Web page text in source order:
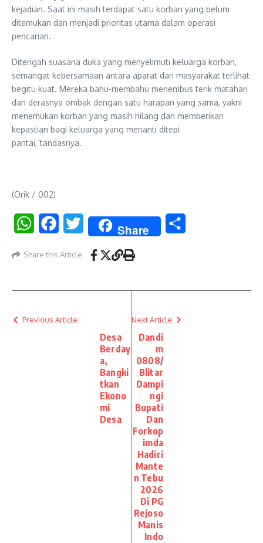
kejadian. Saat ini masih terdapat satu korban yang belum
ditemukan dan menjadi prioritas utama dalam operasi
pencarian.
Ditengah suasana duka yang menyelimuti keluarga korban,
semangat kebersamaan antara aparat dan masyarakat terlihat
begitu kuat. Mereka bahu-membahu menembus terik matahari
dan derasnya ombak dengan satu harapan yang sama, yakni
menemukan korban yang masih hilang dan memberikan
kepastian bagi keluarga yang menanti ditepi
pantai,”tandasnya.
(Orik / 002)
WhatsAppFacebookTwitter Share
Share this Article
Previous Article
Desa
Berday
a,
Bangki
tkan
Ekono
mi
Desa
Next Article
Dandi
m
0808/
Blitar
Dampi
ngi
Bupati
Dan
Forkop
imda
Hadiri
Mante
n Tebu
2026
Di PG
Rejoso
Manis
Indo